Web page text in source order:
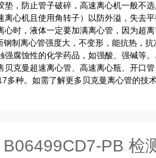
垫，防止管子破碎，高速离心机一般不
离心机且使用角转子）以防外溢，失去
心时，液体一定要加满离心管，因为超
制离心管强度大，不变形，能抗热，
强腐蚀性的化学药品，如强酸、强碱等
贝克曼超速离心管、高速离心瓶、开口
多种。如需了解更多贝克曼离心管的技
B06499CD7-PB 检